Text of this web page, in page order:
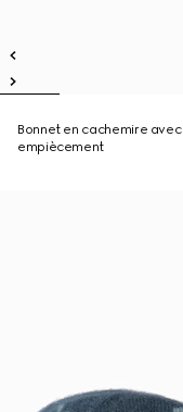
Bonnet en cachemire avec
empiècement